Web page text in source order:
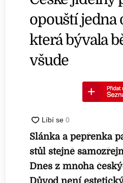
opouští jedna
která bývala
všude
Slánka a pepřenka
stůl stejně
Dnes z mnoha